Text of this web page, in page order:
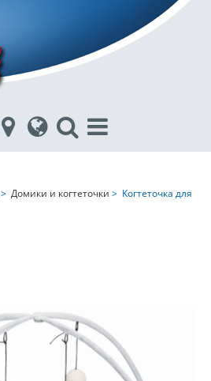
> Домики и когтеточки > Когтеточка для